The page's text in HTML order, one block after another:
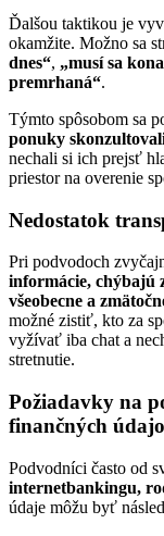
Ďalšou taktikou je
okamžite. Možno sa
dnes“, „musí sa
premrhaná“.
Týmto spôsobom sa
ponuky
nechali si ich prejsť
priestor na overenie
Nedostatok
Pri podvodoch
informácie, chýbajú
všeobecne a
možné zistiť, kto za
vyžívať iba chat a
stretnutie.
Požiadavky na
finančných
Podvodníci často od
internetbankingu,
údaje môžu byť